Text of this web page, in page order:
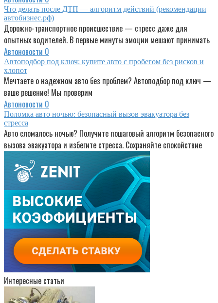
Что делать после ДТП — алгоритм действий (рекомендации
автобизнес.рф)
Дорожно-транспортное происшествие — стресс даже для
опытных водителей. В первые минуты эмоции мешают принимать
Автоновости 0
Автоподбор под ключ: купите авто с пробегом без рисков и
хлопот
Мечтаете о надежном авто без проблем? Автоподбор под ключ —
ваше решение! Мы проверим
Автоновости 0
Поломка авто ночью: безопасный вызов эвакуатора без
стресса
Авто сломалось ночью? Получите пошаговый алгоритм безопасного
вызова эвакуатора и избегите стресса. Сохраняйте спокойствие
Интересные статьи